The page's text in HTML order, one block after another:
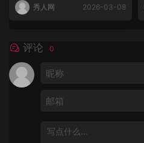
秀人网 2026-03-08
评论 0